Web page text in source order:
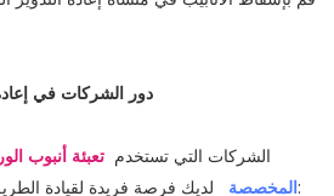
دور الشركات في
الشركات التي تستخدم تعبئة أنبوب
المخصصةلديك فرصة فريدة لقيادة الطريق في الاستدامة. إليكم كيف: